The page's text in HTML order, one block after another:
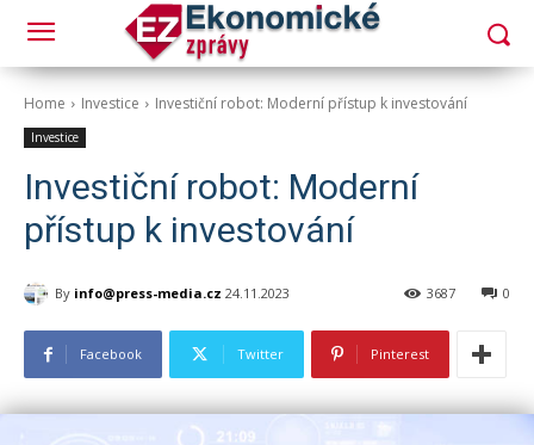
Home Investice Investiční robot: Moderní přístup k investování
Investice
Investiční robot: Moderní
přístup k investování
By info@press-media.cz 24.11.2023 0
3687
Facebook Twitter Pinterest